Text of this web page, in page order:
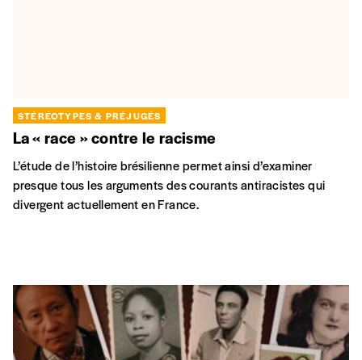
STÉRÉOTYPES & PRÉJUGÉS
La « race » contre le racisme
L’étude de l’histoire brésilienne permet ainsi d’examiner
presque tous les arguments des courants antiracistes qui
divergent actuellement en France.